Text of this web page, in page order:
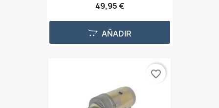
49,95 €
AÑADIR
favorite_border